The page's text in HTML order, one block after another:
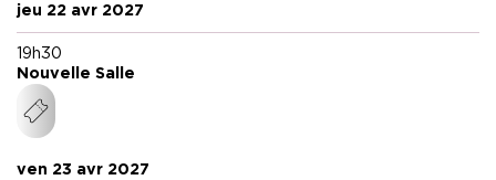
jeu 22 avr 2027
19h30
Nouvelle Salle
ven 23 avr 2027